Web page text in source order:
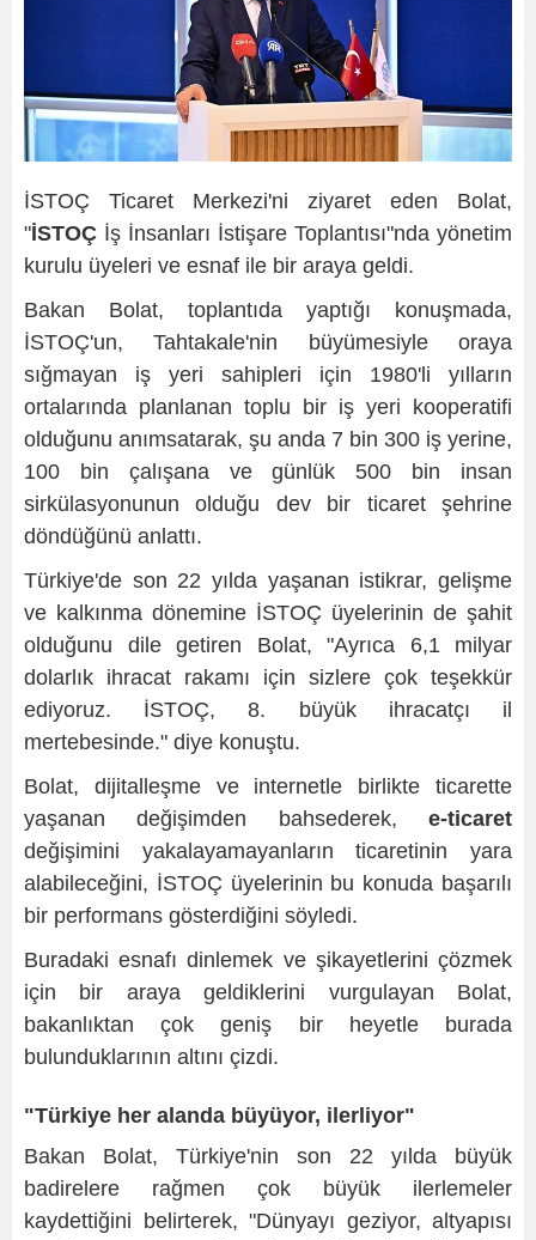
İSTOÇ Ticaret Merkezi'ni ziyaret eden Bolat,
"İSTOÇ İş İnsanları İstişare Toplantısı"nda yönetim
kurulu üyeleri ve esnaf ile bir araya geldi.
Bakan Bolat, toplantıda yaptığı konuşmada,
İSTOÇ'un, Tahtakale'nin büyümesiyle oraya
sığmayan iş yeri sahipleri için 1980'li yılların
ortalarında planlanan toplu bir iş yeri kooperatifi
olduğunu anımsatarak, şu anda 7 bin 300 iş yerine,
100 bin çalışana ve günlük 500 bin insan
sirkülasyonunun olduğu dev bir ticaret şehrine
döndüğünü anlattı.
Türkiye'de son 22 yılda yaşanan istikrar, gelişme
ve kalkınma dönemine İSTOÇ üyelerinin de şahit
olduğunu dile getiren Bolat, "Ayrıca 6,1 milyar
dolarlık ihracat rakamı için sizlere çok teşekkür
ediyoruz. İSTOÇ, 8. büyük ihracatçı il
mertebesinde." diye konuştu.
Bolat, dijitalleşme ve internetle birlikte ticarette
yaşanan değişimden bahsederek, e-ticaret
değişimini yakalayamayanların ticaretinin yara
alabileceğini, İSTOÇ üyelerinin bu konuda başarılı
bir performans gösterdiğini söyledi.
Buradaki esnafı dinlemek ve şikayetlerini çözmek
için bir araya geldiklerini vurgulayan Bolat,
bakanlıktan çok geniş bir heyetle burada
bulunduklarının altını çizdi.
"Türkiye her alanda büyüyor, ilerliyor"
Bakan Bolat, Türkiye'nin son 22 yılda büyük
badirelere rağmen çok büyük ilerlemeler
kaydettiğini belirterek, "Dünyayı geziyor, altyapısı